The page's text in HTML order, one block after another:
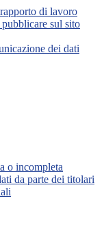
di lavoro
sul sito
dei dati
o incompleta
da parte dei titolari